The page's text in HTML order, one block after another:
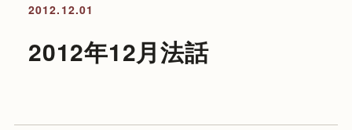
2012.12.01
2012年12月法話